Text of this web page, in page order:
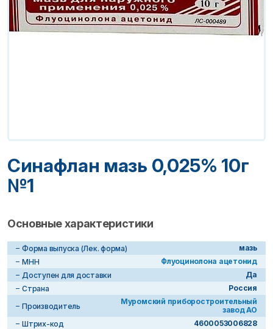
Синафлан мазь 0,025% 10г
№1
Основные характеристики
Форма выпуска (Лек. форма)
мазь
МНН
Флуоцинолона ацетонид
Доступен для доставки
Да
Страна
Россия
Производитель
Муромский приборостроительный
завод АО
Штрих-код
4600053006828